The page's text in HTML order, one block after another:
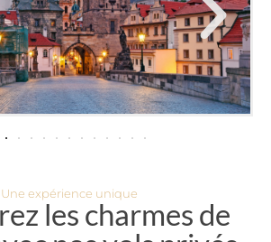
Une expérience unique
les charmes de